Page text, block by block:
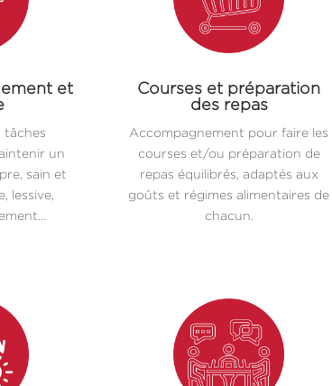
et
tâches
un
sain et
lessive,
Courses et préparation
des repas
Accompagnement pour faire les
courses et/ou préparation de
repas équilibrés, adaptés aux
goûts et régimes alimentaires de
chacun.